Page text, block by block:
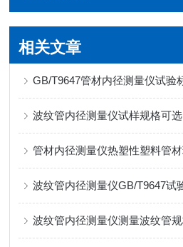
相关文章
GB/T9647管材内径测量仪试验
波纹管内径测量仪试样规格可选
波纹管内径测量仪GB/T9647试
波纹管内径测量仪测量波纹管